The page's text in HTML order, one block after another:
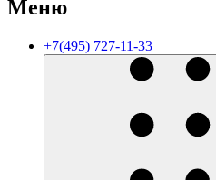
Меню
+7(495) 727-11-33